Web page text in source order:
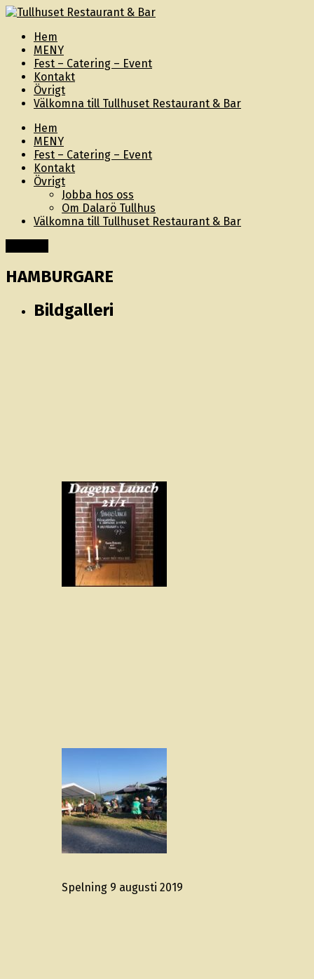
Hem
MENY
Fest – Catering – Event
Kontakt
Övrigt
Välkomna till Tullhuset Restaurant & Bar
Hem
MENY
Fest – Catering – Event
Kontakt
Övrigt
Jobba hos oss
Om Dalarö Tullhus
Välkomna till Tullhuset Restaurant & Bar
HAMBURGARE
Bildgalleri
Spelning 9 augusti 2019